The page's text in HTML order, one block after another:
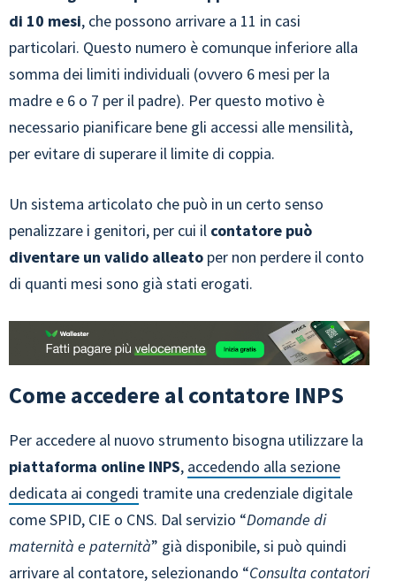
di 10 mesi, che possono arrivare a 11 in casi
particolari. Questo numero è comunque inferiore alla
somma dei limiti individuali (ovvero 6 mesi per la
madre e 6 o 7 per il padre). Per questo motivo è
necessario pianificare bene gli accessi alle mensilità,
per evitare di superare il limite di coppia.
Un sistema articolato che può in un certo senso
penalizzare i genitori, per cui il contatore può
diventare un valido alleato per non perdere il conto
di quanti mesi sono già stati erogati.
Come accedere al contatore INPS
Per accedere al nuovo strumento bisogna utilizzare la
piattaforma online INPS, accedendo alla sezione
dedicata ai congedi tramite una credenziale digitale
come SPID, CIE o CNS. Dal servizio “Domande di
maternità e paternità” già disponibile, si può quindi
arrivare al contatore, selezionando “Consulta contatori